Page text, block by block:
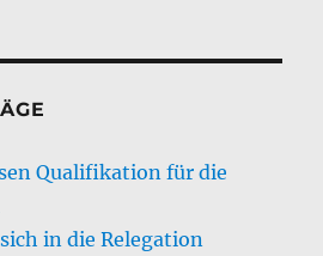
Qualifikation für die
in die Relegation